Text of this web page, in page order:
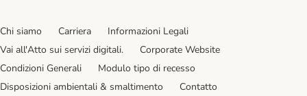
Chi siamo Carriera
Informazioni Legali
Vai all'Atto sui servizi digitali.
Corporate Website
Condizioni Generali
Modulo tipo di recesso
Disposizioni ambientali & smaltimento
Contatto